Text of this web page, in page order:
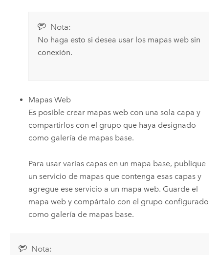
Nota:
No haga esto si desea usar los mapas web sin
conexión.
Mapas Web
Es posible crear mapas web con una sola capa y
compartirlos con el grupo que haya designado
como galería de mapas base.
Para usar varias capas en un mapa base, publique
un servicio de mapas que contenga esas capas y
agregue ese servicio a un mapa web. Guarde el
mapa web y compártalo con el grupo configurado
como galería de mapas base.
Nota: